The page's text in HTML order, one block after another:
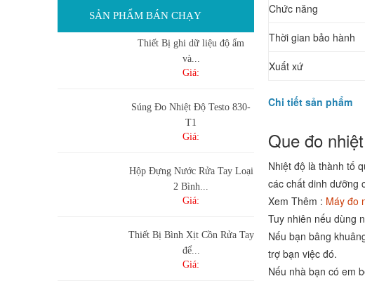
Chức năng
Thời gian bảo hành
Xuất xứ
Chi tiết sản phẩm
Que đo
Nhiệt độ là thành tố
các chất dinh dưỡng
Xem Thêm : Máy đo
Tuy nhiên nếu dùng
Nếu bạn bâng
trợ bạn việc đó.
Nếu nhà bạn có em
SẢN PHẨM BÁN CHẠY
Thiết Bị ghi dữ liệu độ ẩm
và...
Giá:
Súng Đo Nhiệt Độ Testo 830-
T1
Giá:
Hộp Đựng Nước Rửa Tay Loại
2 Bình...
Giá:
Thiết Bị Bình Xịt Cồn Rửa Tay
để...
Giá: